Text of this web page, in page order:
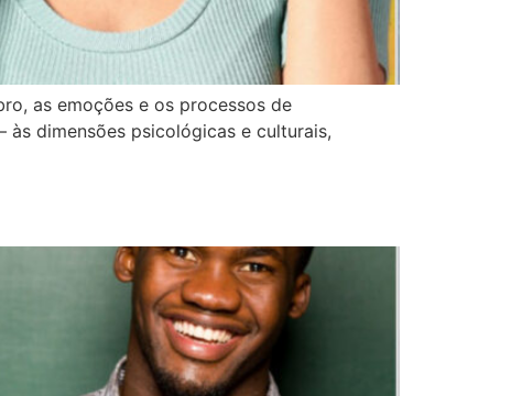
as emoções e os processos de
dimensões psicológicas e culturais,